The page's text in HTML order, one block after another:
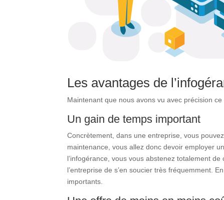
Les avantages de
Maintenant que nous avons vu avec précision
Un gain de temps important
Concrètement, dans une entreprise, vous
maintenance, vous allez donc devoir employer
l’infogérance, vous vous abstenez totalement
l’entreprise de s’en soucier très fréquemment.
importants.